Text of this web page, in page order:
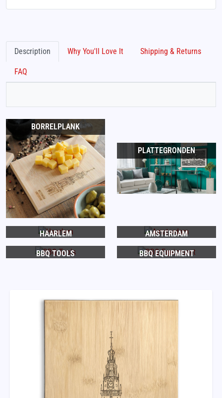
Description Why You'll Love It Shipping & Returns
FAQ
BORRELPLANK
PLATTEGRONDEN
HAARLEM AMSTERDAM
BBQ TOOLS BBQ EQUIPMENT